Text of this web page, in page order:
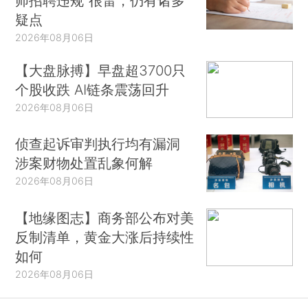
疑点
2026年08月06日
【大盘脉搏】早盘超3700只
个股收跌 AI链条震荡回升
2026年08月06日
侦查起诉审判执行均有漏洞
涉案财物处置乱象何解
2026年08月06日
【地缘图志】商务部公布对美
反制清单，黄金大涨后持续性
如何
2026年08月06日